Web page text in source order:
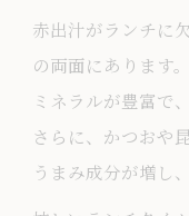
赤出汁がランチに
の両面にあります
ミネラルが豊富で
さらに、かつおや
うまみ成分が増し